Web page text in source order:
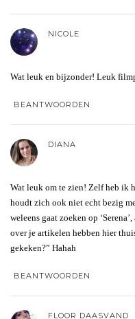
NICOLE
Wat leuk en bijzonder! Leuk
BEANTWOORDEN
DIANA
Wat leuk om te zien! Zelf heb ik
houdt zich ook niet echt bezig
weleens gaat zoeken op
over je artikelen hebben hier
gekeken?” Hahah
BEANTWOORDEN
FLOOR DAASVAND